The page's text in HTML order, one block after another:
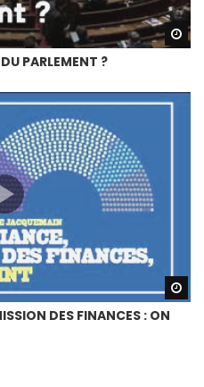
PARLEMENT ?
DES FINANCES : ON